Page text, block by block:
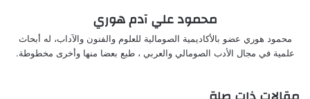
محمود علي آدم هوري
محمود هوري عضو بالأكاديمية الصومالية للعلوم والفنون والآداب، له أبحاث
علمية في مجال الأدب الصومالي والعربي ، طبع بعضا منها وأخرى مخطوطة.